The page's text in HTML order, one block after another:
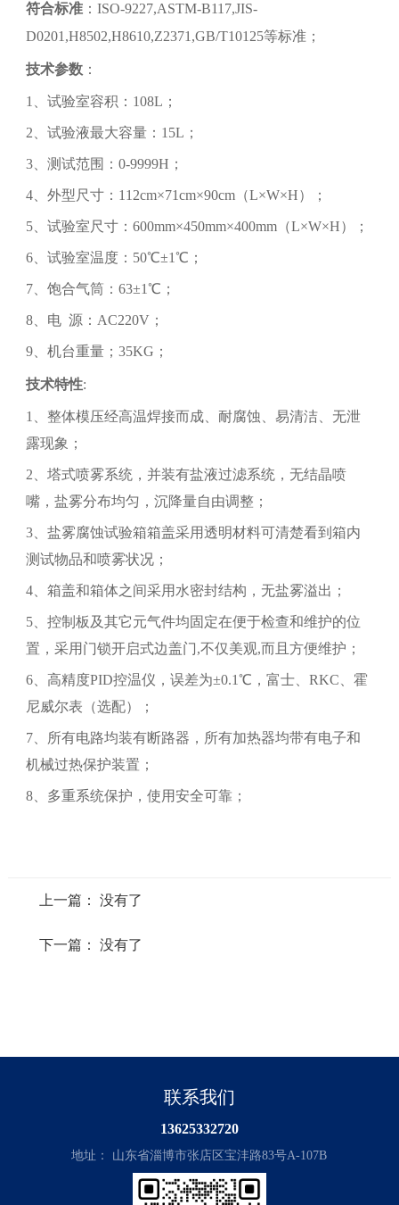
符合标准：ISO-9227,ASTM-B117,JIS-
D0201,H8502,H8610,Z2371,GB/T10125等标准；
技术参数：
1、试验室容积：108L；
2、试验液最大容量：15L；
3、测试范围：0-9999H；
4、外型尺寸：112cm×71cm×90cm（L×W×H）；
5、试验室尺寸：600mm×450mm×400mm（L×W×H）；
6、试验室温度：50℃±1℃；
7、饱合气筒：63±1℃；
8、电 源：AC220V；
9、机台重量；35KG；
技术特性:
1、整体模压经高温焊接而成、耐腐蚀、易清洁、无泄
露现象；
2、塔式喷雾系统，并装有盐液过滤系统，无结晶喷
嘴，盐雾分布均匀，沉降量自由调整；
3、盐雾腐蚀试验箱箱盖采用透明材料可清楚看到箱内
测试物品和喷雾状况；
4、箱盖和箱体之间采用水密封结构，无盐雾溢出；
5、控制板及其它元气件均固定在便于检查和维护的位
置，采用门锁开启式边盖门,不仅美观,而且方便维护；
6、高精度PID控温仪，误差为±0.1℃，富士、RKC、霍
尼威尔表（选配）；
7、所有电路均装有断路器，所有加热器均带有电子和
机械过热保护装置；
8、多重系统保护，使用安全可靠；
上一篇： 没有了
下一篇： 没有了
联系我们
13625332720
地址： 山东省淄博市张店区宝沣路83号A-107B